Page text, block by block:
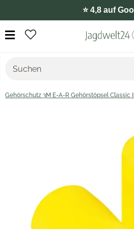
⭐️ 4,8 auf
Gehörschutz 3M E-A-R Gehörstöpsel Classic